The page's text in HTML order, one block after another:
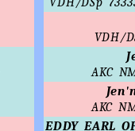
VDH/
AKC
AKC
EDDY EARL